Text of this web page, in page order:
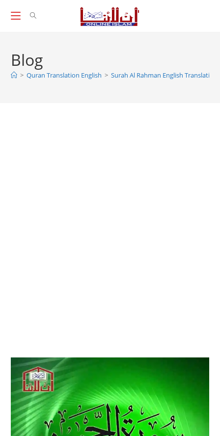
Blog
> Quran Translation English > Surah Al Rahman English